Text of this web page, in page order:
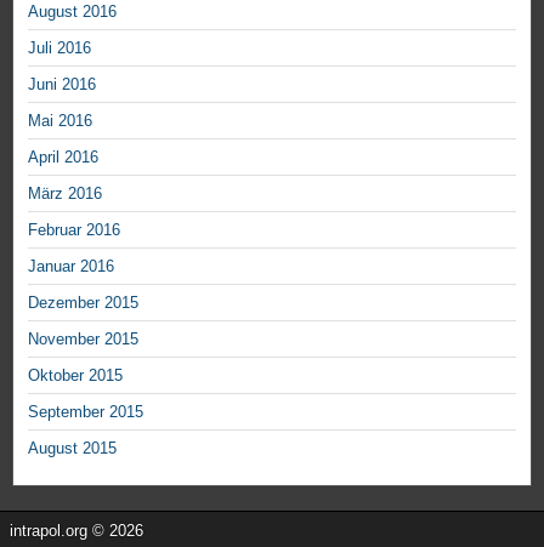
August 2016
Juli 2016
Juni 2016
Mai 2016
April 2016
März 2016
Februar 2016
Januar 2016
Dezember 2015
November 2015
Oktober 2015
September 2015
August 2015
intrapol.org © 2026